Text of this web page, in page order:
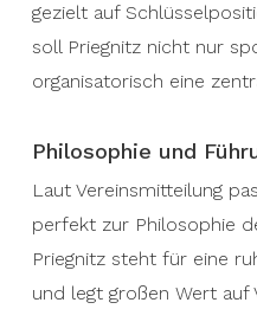
gezielt auf
soll Priegnitz nicht nur
organisatorisch eine
Philosophie und
Laut Vereinsmitteilung
perfekt zur Philosophie
Priegnitz steht für eine
und legt großen Wert auf